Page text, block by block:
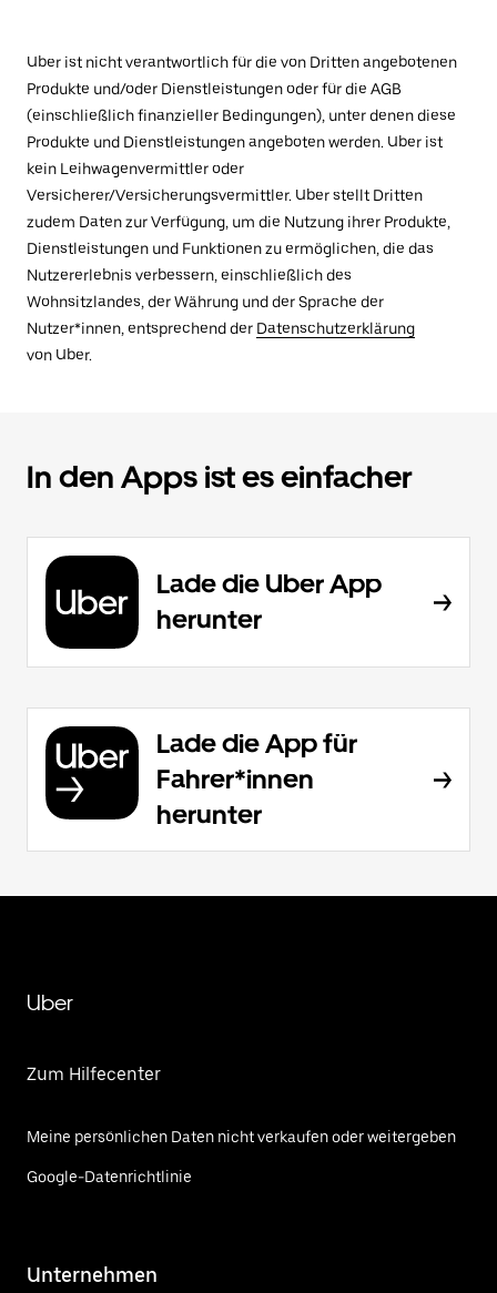
Uber ist nicht verantwortlich für die von Dritten angebotenen
Produkte und/oder Dienstleistungen oder für die AGB
(einschließlich finanzieller Bedingungen), unter denen diese
Produkte und Dienstleistungen angeboten werden. Uber ist
kein Leihwagenvermittler oder
Versicherer/Versicherungsvermittler. Uber stellt Dritten
zudem Daten zur Verfügung, um die Nutzung ihrer Produkte,
Dienstleistungen und Funktionen zu ermöglichen, die das
Nutzererlebnis verbessern, einschließlich des
Wohnsitzlandes, der Währung und der Sprache der
Nutzer*innen, entsprechend der Datenschutzerklärung
von Uber.
In den Apps ist es einfacher
Lade die Uber App
herunter
Lade die App für
Fahrer*innen
herunter
Uber
Zum Hilfecenter
Meine persönlichen Daten nicht verkaufen oder weitergeben
Google-Datenrichtlinie
Unternehmen